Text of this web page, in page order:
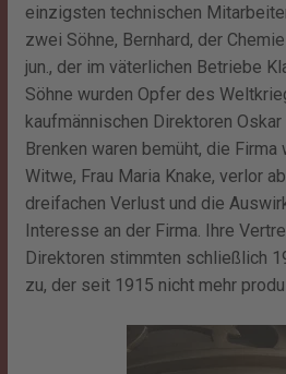
einzigsten technischen
zwei Söhne, Bernhard, der
jun., der im väterlichen Betriebe
Söhne wurden Opfer des
kaufmännischen Direktoren Oskar
Brenken waren bemüht, die
Witwe, Frau Maria Knake, verlor
dreifachen Verlust und die
Interesse an der Firma. Ihre
Direktoren stimmten schließlich
zu, der seit 1915 nicht mehr